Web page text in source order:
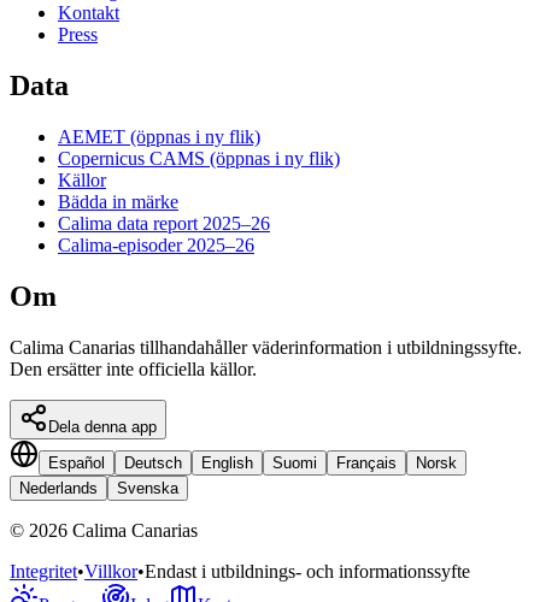
Kontakt
Press
Data
AEMET (öppnas i ny flik)
Copernicus CAMS (öppnas i ny flik)
Källor
Bädda in märke
Calima data report 2025–26
Calima-episoder 2025–26
Om
Calima Canarias tillhandahåller väderinformation i utbildningssyfte.
Den ersätter inte officiella källor.
Dela denna app
Español
Deutsch English Suomi Français
Norsk
Nederlands
Svenska
© 2026 Calima Canarias
Integritet•Villkor•Endast i utbildnings- och informationssyfte